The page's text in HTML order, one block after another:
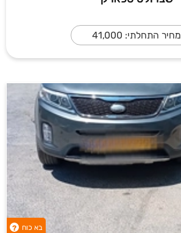
מחיר התחלתי: 41,000
בא כוח ?